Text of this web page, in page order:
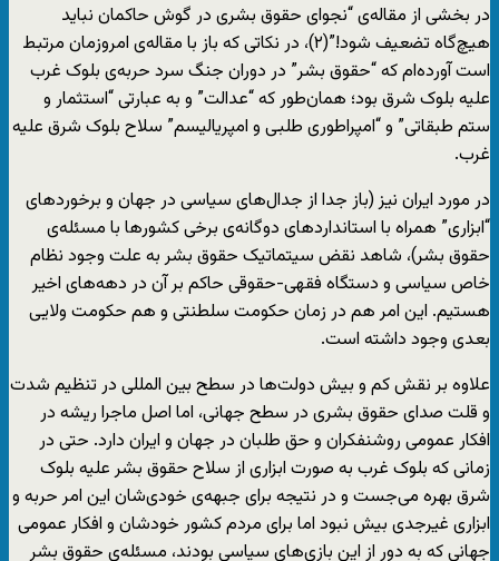
در بخشی از مقاله‌ی “نجوای حقوق بشری در گوش حاکمان نباید
هیچ‌گاه تضعیف شود!”(۲)، در نکاتی که باز با مقاله‌ی امروزمان مرتبط
است آورده‌ام که “حقوق بشر” در دوران جنگ سرد حربه‌ی بلوک غرب
علیه بلوک شرق بود؛ همان‌طور که “عدالت” و به عبارتی “استثمار و
ستم طبقاتی” و “امپراطوری طلبی و امپریالیسم” سلاح بلوک شرق علیه
غرب.
در مورد ایران نیز (باز جدا از جدال‌های سیاسی در جهان و برخوردهای
“ابزاری” همراه با استانداردهای دوگانه‌ی برخی کشورها با مسئله‌ی
حقوق بشر)، شاهد نقض سیتماتیک حقوق بشر به علت وجود نظام
خاص سیاسی و دستگاه فقهی-حقوقی حاکم بر آن در دهه‌های اخیر
هستیم. این امر هم در زمان حکومت سلطنتی و هم حکومت ولایی
بعدی وجود داشته است.
علاوه بر نقش کم و بیش دولت‌ها در سطح بین المللی در تنظیم شدت
و قلت صدای حقوق بشری در سطح جهانی، اما اصل ماجرا ریشه در
افکار عمومی روشنفکران و حق طلبان در جهان و ایران دارد. حتی در
زمانی که بلوک غرب به صورت ابزاری از سلاح حقوق بشر علیه بلوک
شرق بهره می‌جست و در نتیجه برای جبهه‌ی خودی‌شان این امر حربه و
ابزاری غیرجدی بیش نبود اما برای مردم کشور خودشان و افکار عمومی
جهانی که به دور از این بازی‌های سیاسی بودند، مسئله‌ی حقوق بشر